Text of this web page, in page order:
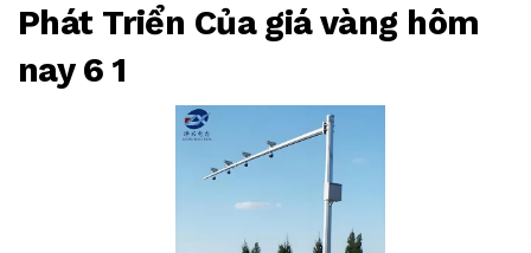
Phát Triển Của giá vàng hôm
nay 6 1